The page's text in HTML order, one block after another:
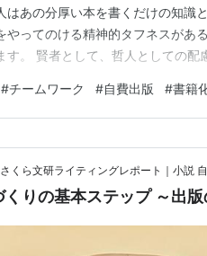
はあの分厚い本を書くだけの知
やってのける精神的タフネスがあ
す。 賢者として、哲人としての
がった書物の情報価値は、もちろ
剖していくと、その情報の成り立
#チームワーク #自費出版 #書籍
くら文研ライティングレポート｜小説
くりの基本ステップ ～出